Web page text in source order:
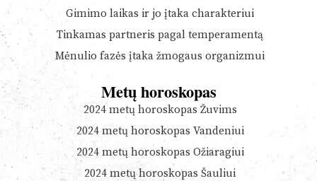
Gimimo laikas ir jo įtaka charakteriui
Tinkamas partneris pagal temperamentą
Mėnulio fazės įtaka žmogaus organizmui
Metų horoskopas
2024 metų horoskopas Žuvims
2024 metų horoskopas Vandeniui
2024 metų horoskopas Ožiaragiui
2024 metų horoskopas Šauliui